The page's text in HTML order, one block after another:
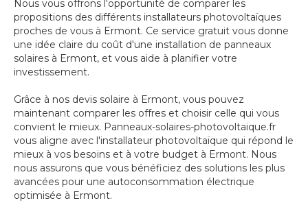
Nous vous offrons l'opportunité de comparer les
propositions des différents installateurs photovoltaïques
proches de vous à Ermont. Ce service gratuit vous donne
une idée claire du coût d'une installation de panneaux
solaires à Ermont, et vous aide à planifier votre
investissement.
Grâce à nos devis solaire à Ermont, vous pouvez
maintenant comparer les offres et choisir celle qui vous
convient le mieux. Panneaux-solaires-photovoltaique.fr
vous aligne avec l'installateur photovoltaïque qui répond le
mieux à vos besoins et à votre budget à Ermont. Nous
nous assurons que vous bénéficiez des solutions les plus
avancées pour une autoconsommation électrique
optimisée à Ermont.